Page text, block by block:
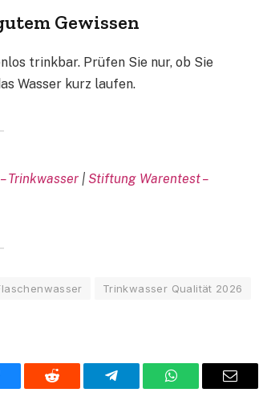
Gewissen
trinkbar. Prüfen Sie nur, ob Sie
Wasser kurz laufen.
Trinkwasser | Stiftung Warentest –
Trinkwasser Qualität 2026
Reddit Telegram WhatsAppEmail